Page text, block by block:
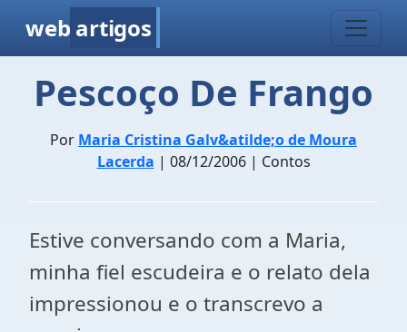
web artigos
Pescoço De Frango
Por Maria Cristina Galv&atilde;o de Moura
Lacerda | 08/12/2006 | Contos
Estive conversando com a Maria,
minha fiel escudeira e o relato dela
impressionou e o transcrevo a